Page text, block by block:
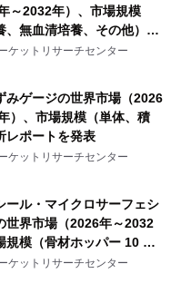
～2032年）、市場規模
、無血清培養、その他）・
トを発表
ケットリサーチセンター
みゲージの世界市場（2026
）、市場規模（単体、積
レポートを発表
ケットリサーチセンター
ール・マイクロサーフェシ
世界市場（2026年～2032
規模（骨材ホッパー 10 m³
ッパー 10 m³～12 m³、
ー 12 m³以上）・分析レポ
ケットリサーチセンター